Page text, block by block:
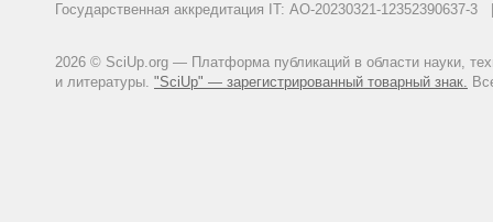
Государственная аккредитация IT: АО-20230321-
2026 © SciUp.org — Платформа публикаций в области науки,
и литературы. "SciUp" — зарегистрированный товарный знак.